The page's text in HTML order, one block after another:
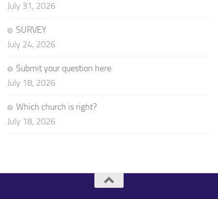
July 31, 2026
SURVEY
July 24, 2026
Submit your question here
July 18, 2026
Which church is right?
July 18, 2026